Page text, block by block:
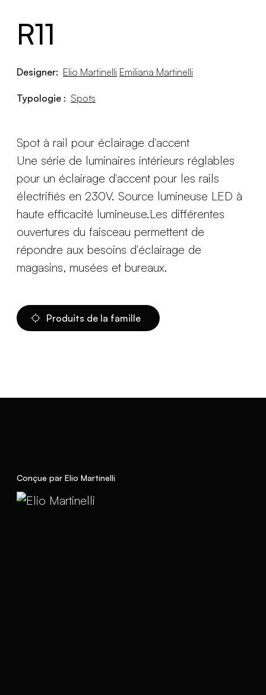
R11
Designer: Elio Martinelli Emiliana Martinelli
Typologie : Spots
Spot à rail pour éclairage d'accent
Une série de luminaires intérieurs réglables
pour un éclairage d'accent pour les rails
électrifiés en 230V. Source lumineuse LED à
haute efficacité lumineuse.Les différentes
ouvertures du faisceau permettent de
répondre aux besoins d'éclairage de
magasins, musées et bureaux.
Produits de la famille
Conçue par Elio Martinelli